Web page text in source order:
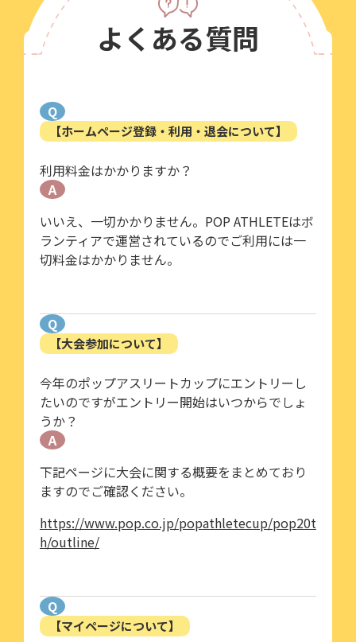
よくある質問
Q
【ホームページ登録・利用・退会について】
利用料金はかかりますか？
A
いいえ、一切かかりません。POP ATHLETEはボ
ランティアで運営されているのでご利用には一
切料金はかかりません。
Q
【大会参加について】
今年のポップアスリートカップにエントリーし
たいのですがエントリー開始はいつからでしょ
うか？
A
下記ページに大会に関する概要をまとめており
ますのでご確認ください。
https://www.pop.co.jp/popathletecup/pop20t
h/outline/
Q
【マイページについて】